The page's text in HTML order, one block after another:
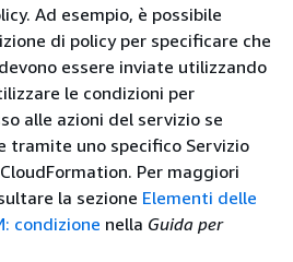
Ad esempio, è possibile
di policy per specificare che
essere inviate utilizzando
le condizioni per
alle azioni del servizio se
tramite uno specifico Servizio
Per maggiori
la sezione Elementi delle
condizione nella Guida per